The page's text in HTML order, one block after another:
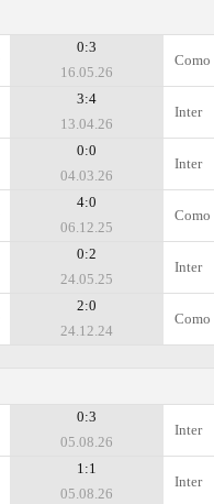
0:3
16.05.26
Como
3:4
13.04.26
Inter
0:0
04.03.26
Inter
4:0
06.12.25
Como
0:2
24.05.25
Inter
2:0
24.12.24
Como
0:3
05.08.26
Inter
1:1
05.08.26
Inter